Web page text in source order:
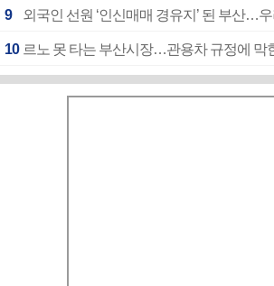
9 외국인 선원 ‘인신매매 경유지’ 된 부산…
10 르노 못 타는 부산시장…관용차 규정에 막